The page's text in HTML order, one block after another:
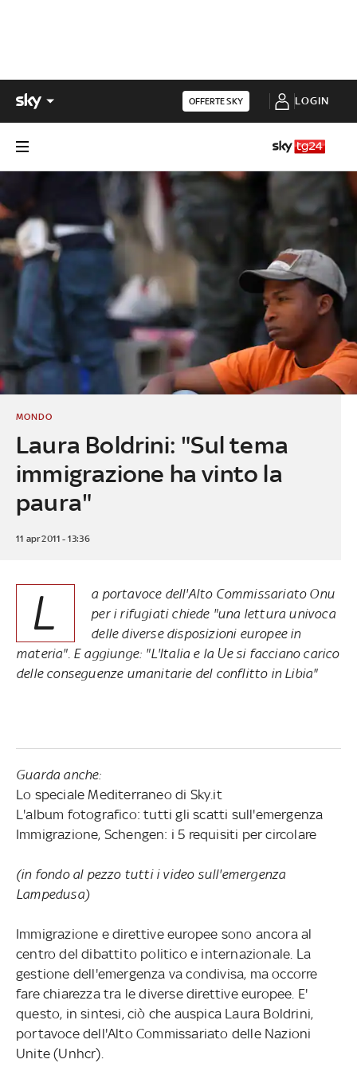
OFFERTE SKY LOGIN
Laura Boldrini: "Sul tema
immigrazione ha vinto la
paura"
MONDO
11 apr 2011 - 13:36
L
a portavoce dell'Alto Commissariato Onu
per i rifugiati chiede "una lettura univoca
delle diverse disposizioni europee in
materia". E aggiunge: "L'Italia e la Ue si facciano carico
delle conseguenze umanitarie del conflitto in Libia"
Guarda anche:
Lo speciale Mediterraneo di Sky.it
L'album fotografico: tutti gli scatti sull'emergenza
Immigrazione, Schengen: i 5 requisiti per circolare
(in fondo al pezzo tutti i video sull'emergenza
Lampedusa)
Immigrazione e direttive europee sono ancora al
centro del dibattito politico e internazionale. La
gestione dell'emergenza va condivisa, ma occorre
fare chiarezza tra le diverse direttive europee. E'
questo, in sintesi, ciò che auspica Laura Boldrini,
portavoce dell'Alto Commissariato delle Nazioni
Unite (Unhcr).